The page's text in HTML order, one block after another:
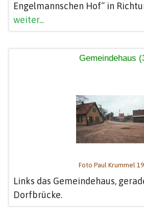
Engelmannschen Hof“ in
weiter...
Gemeindehaus
Foto Paul Krummel
Links das Gemeindehaus,
Dorfbrücke.